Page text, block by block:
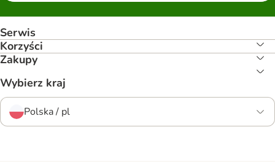
Serwis
Korzyści
Zakupy
Wybierz kraj
Polska / pl